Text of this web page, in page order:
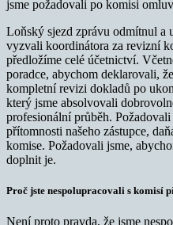
jsme požadovali po komisi
Loňský sjezd zprávu odmítnul a
vyzvali koordinátora za revizní
předložíme celé účetnictví.
poradce, abychom deklarovali,
kompletní revizi dokladů po
který jsme absolvovali
profesionální průběh.
přítomnosti našeho zástupce,
komise. Požadovali jsme,
doplnit je.
Proč jste nespolupracovali s komisí
Není proto pravda, že jsme